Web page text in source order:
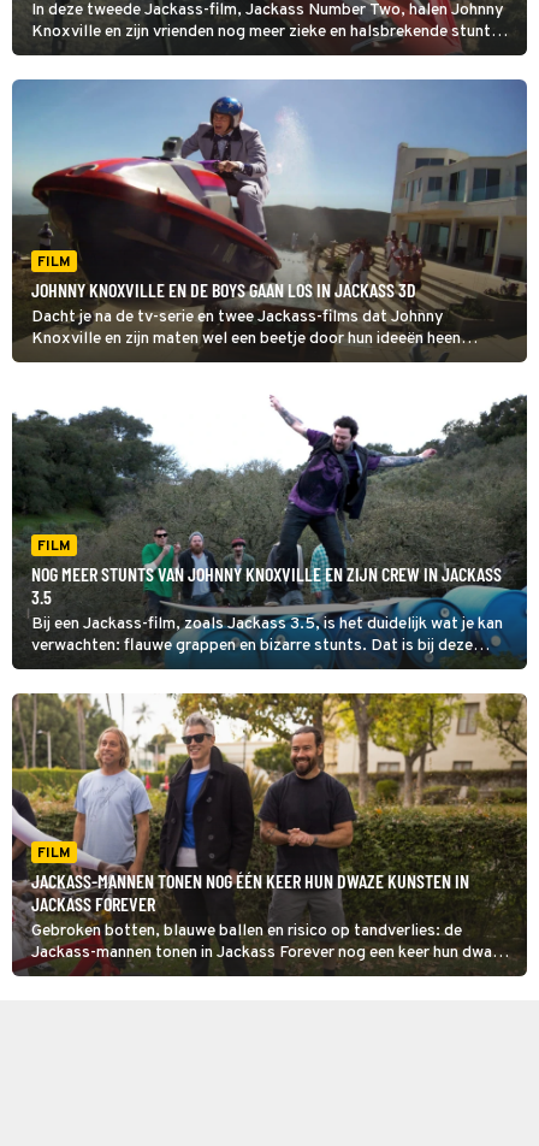
In deze tweede Jackass-film, Jackass Number Two, halen Johnny
Knoxville en zijn vrienden nog meer zieke en halsbrekende stunts
uit.
FILM
JOHNNY KNOXVILLE EN DE BOYS GAAN LOS IN JACKASS 3D
Dacht je na de tv-serie en twee Jackass-films dat Johnny
Knoxville en zijn maten wel een beetje door hun ideeën heen
waren? Mooi niet! Dat bewijst Jackass 3D.
FILM
NOG MEER STUNTS VAN JOHNNY KNOXVILLE EN ZIJN CREW IN JACKASS
3.5
Bij een Jackass-film, zoals Jackass 3.5, is het duidelijk wat je kan
verwachten: flauwe grappen en bizarre stunts. Dat is bij deze
bonusfilm niet anders.
FILM
JACKASS-MANNEN TONEN NOG ÉÉN KEER HUN DWAZE KUNSTEN IN
JACKASS FOREVER
Gebroken botten, blauwe ballen en risico op tandverlies: de
Jackass-mannen tonen in Jackass Forever nog een keer hun dwaze
kunsten.